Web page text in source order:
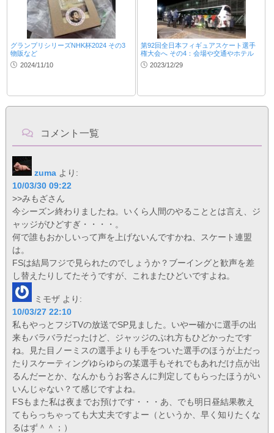
グランプリシリーズNHK杯2024 その3
物販など
2024/11/10
第92回全日本フィギュアスケート選手
権大会へ その4：会場や交通やホテル
2023/12/29
コメント一覧
zuma より:
10/03/30 09:22
>>みもざさん
今シーズン終わりましたね。いくら人間のやることとは言え、ジ
ャッジがひどすぎ・・・・。
何で誰もおかしいって声を上げないんですかね、スケート連盟
は。
FSは結局フジで見られたのでしょうか？ブーイングと歓声を差
し替えたりしてたそうですが、これまたひどいですよね。
ミモザ より:
10/03/27 22:10
私もやっとフジTVの放送でSP見ました。いやー確かに選手の出
来もバラバラだったけど、ジャッジのぶれ方もひどかったです
ね。見た目ノーミスの選手よりも手をついた選手のほうが上だっ
たりスケーティングゆらゆらの某選手もそれでもあれだけ点が出
るんだーとか、なんかもうお客さんに判定してもらったほうがい
いんじゃない？て感じですよね。
FSもまた私は夜までお預けです・・・あ、でも明日昼結果教え
てもらっちゃっても大丈夫ですよー（というか、早く知りたくな
るはず＾＾；）